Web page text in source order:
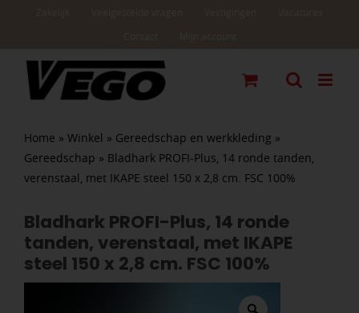
Home » Winkel » Gereedschap en werkkleding »
Gereedschap » Bladhark PROFI-Plus, 14 ronde tanden,
verenstaal, met IKAPE steel 150 x 2,8 cm. FSC 100%
Bladhark PROFI-Plus, 14 ronde
tanden, verenstaal, met IKAPE
steel 150 x 2,8 cm. FSC 100%